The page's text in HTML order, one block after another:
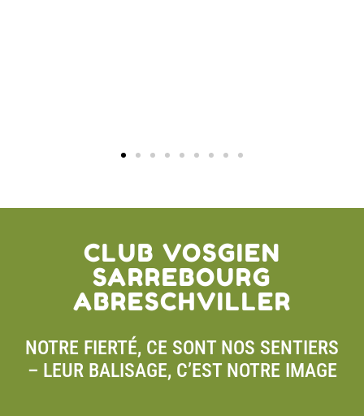
CLUB VOSGIEN
SARREBOURG
ABRESCHVILLER
NOTRE FIERTÉ, CE SONT NOS SENTIERS
– LEUR BALISAGE, C’EST NOTRE IMAGE